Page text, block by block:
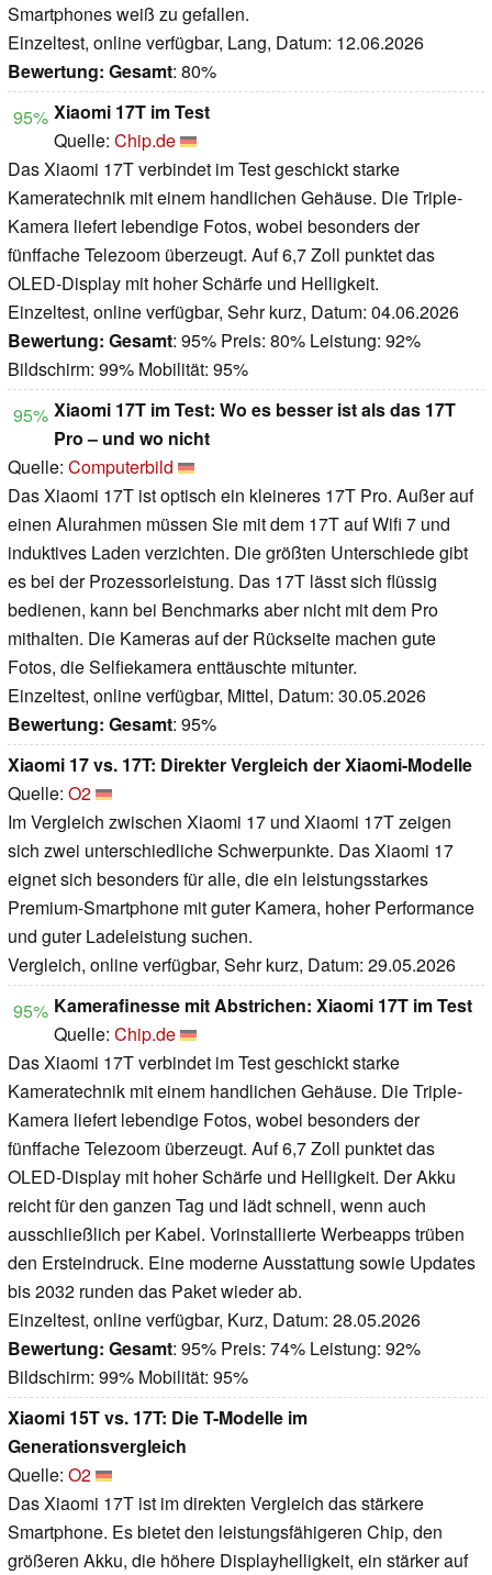
Smartphones weiß zu gefallen.
Einzeltest, online verfügbar, Lang, Datum: 12.06.2026
Bewertung: Gesamt: 80%
95% Xiaomi 17T im Test
Quelle: Chip.de
Das Xiaomi 17T verbindet im Test geschickt starke
Kameratechnik mit einem handlichen Gehäuse. Die Triple-
Kamera liefert lebendige Fotos, wobei besonders der
fünffache Telezoom überzeugt. Auf 6,7 Zoll punktet das
OLED-Display mit hoher Schärfe und Helligkeit.
Einzeltest, online verfügbar, Sehr kurz, Datum: 04.06.2026
Bewertung: Gesamt: 95% Preis: 80% Leistung: 92%
Bildschirm: 99% Mobilität: 95%
95% Xiaomi 17T im Test: Wo es besser ist als das 17T
Pro – und wo nicht
Quelle: Computerbild
Das Xiaomi 17T ist optisch ein kleineres 17T Pro. Außer auf
einen Alurahmen müssen Sie mit dem 17T auf Wifi 7 und
induktives Laden verzichten. Die größten Unterschiede gibt
es bei der Prozessorleistung. Das 17T lässt sich flüssig
bedienen, kann bei Benchmarks aber nicht mit dem Pro
mithalten. Die Kameras auf der Rückseite machen gute
Fotos, die Selfiekamera enttäuschte mitunter.
Einzeltest, online verfügbar, Mittel, Datum: 30.05.2026
Bewertung: Gesamt: 95%
Xiaomi 17 vs. 17T: Direkter Vergleich der Xiaomi-Modelle
Quelle: O2
Im Vergleich zwischen Xiaomi 17 und Xiaomi 17T zeigen
sich zwei unterschiedliche Schwerpunkte. Das Xiaomi 17
eignet sich besonders für alle, die ein leistungsstarkes
Premium-Smartphone mit guter Kamera, hoher Performance
und guter Ladeleistung suchen.
Vergleich, online verfügbar, Sehr kurz, Datum: 29.05.2026
95% Kamerafinesse mit Abstrichen: Xiaomi 17T im Test
Quelle: Chip.de
Das Xiaomi 17T verbindet im Test geschickt starke
Kameratechnik mit einem handlichen Gehäuse. Die Triple-
Kamera liefert lebendige Fotos, wobei besonders der
fünffache Telezoom überzeugt. Auf 6,7 Zoll punktet das
OLED-Display mit hoher Schärfe und Helligkeit. Der Akku
reicht für den ganzen Tag und lädt schnell, wenn auch
ausschließlich per Kabel. Vorinstallierte Werbeapps trüben
den Ersteindruck. Eine moderne Ausstattung sowie Updates
bis 2032 runden das Paket wieder ab.
Einzeltest, online verfügbar, Kurz, Datum: 28.05.2026
Bewertung: Gesamt: 95% Preis: 74% Leistung: 92%
Bildschirm: 99% Mobilität: 95%
Xiaomi 15T vs. 17T: Die T-Modelle im
Generationsvergleich
Quelle: O2
Das Xiaomi 17T ist im direkten Vergleich das stärkere
Smartphone. Es bietet den leistungsfähigeren Chip, den
größeren Akku, die höhere Displayhelligkeit, ein stärker auf